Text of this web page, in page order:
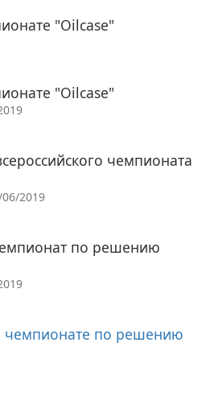
"Oilcase"
"Oilcase"
чемпионата
2019
по решению
чемпионате по решению